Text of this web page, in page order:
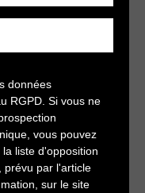
données
RGPD. Si vous ne
vous pouvez
liste d'opposition
prévu par l'article
sur le site